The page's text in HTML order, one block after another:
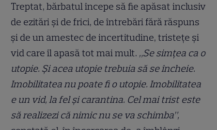
Treptat, bărbatul începe să fie apăsat inclusiv
de ezitări și de frici, de întrebări fără răspuns
și de un amestec de incertitudine, tristețe și
vid care îl apasă tot mai mult. „Se simțea ca o
utopie. Și acea utopie trebuia să se încheie.
Imobilitatea nu poate fi o utopie. Imobilitatea
e un vid, la fel și carantina. Cel mai trist este
să realizezi că nimic nu se va schimba”,